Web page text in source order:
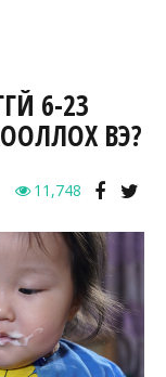
6-23
ВЭ?
11,748